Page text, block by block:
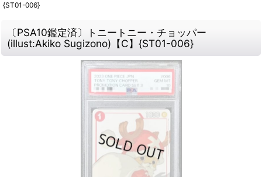
{ST01-006}
〔PSA10鑑定済〕トニートニー・チョッパー
(illust:Akiko Sugizono)【C】{ST01-006}